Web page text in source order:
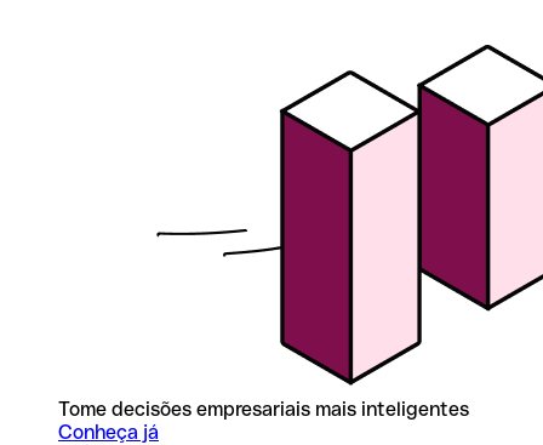
Tome decisões empresariais mais inteligentes
Conheça já